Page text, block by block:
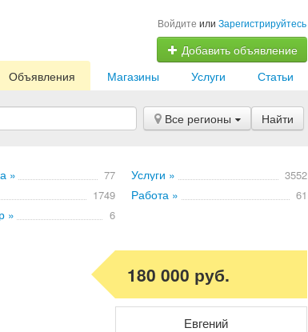
Войдите или Зарегистрируйтесь
Добавить объявление
Статьи
Услуги
Магазины
Объявления
Все регионы Найти
» 77 Услуги » 3552
1749 Работа » 61
» 6
180 000 руб.
Евгений